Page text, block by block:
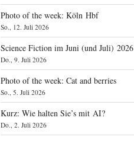
Photo of the week: Köln Hbf
So., 12. Juli 2026
Science Fiction im Juni (und Juli) 2026
Do., 9. Juli 2026
Photo of the week: Cat and berries
So., 5. Juli 2026
Kurz: Wie halten Sie’s mit AI?
Do., 2. Juli 2026